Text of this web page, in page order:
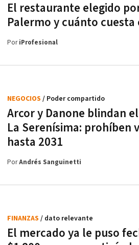
El restaurante elegido
Palermo y cuánto cuesta
PoriProfesional
Arcor y Danone blindan
La Serenísima: prohíben
hasta 2031
NEGOCIOS / Poder compartido
PorAndrés Sanguinetti
El mercado ya le puso
FINANZAS / dato relevante